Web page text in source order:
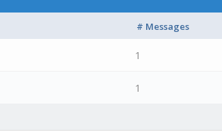
# Messages
1
1